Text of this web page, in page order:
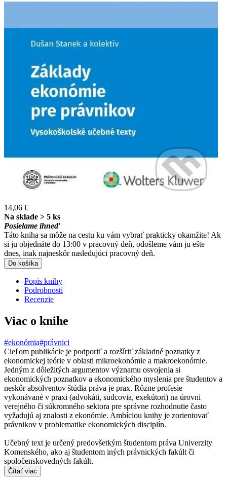
14,06 €
Na sklade > 5 ks
Posielame ihneď
Táto kniha sa môže na cestu ku vám vybrať prakticky okamžite! Ak
si ju objednáte do 13:00 v pracovný deň, odošleme vám ju ešte
dnes, inak najneskôr nasledujúci pracovný deň.
Do košíka
Popis knihy
Podrobnosti
Recenzie
Viac o knihe
#ekonómia#právnici
Cieľom publikácie je podporiť a rozšíriť základné poznatky z
ekonomickej teórie v oblasti mikroekonómie a makroekonómie.
Jedným z dôležitých argumentov významu osvojenia si
ekonomických poznatkov a ekonomického myslenia pre študentov a
neskôr absolventov štúdia práva je prax. Rôzne profesie
vykonávané v praxi (advokáti, sudcovia, exekútori) na úrovni
verejného či súkromného sektora pre správne rozhodnutie často
vyžadujú aj znalosti z ekonómie. Ambíciou knihy je zorientovať
právnikov v problematike ekonomických disciplín.
Učebný text je určený predovšetkým študentom práva Univerzity
Komenského, ako aj študentom iných právnických fakúlt či
spoločenskovedných fakúlt.
Čítať viac